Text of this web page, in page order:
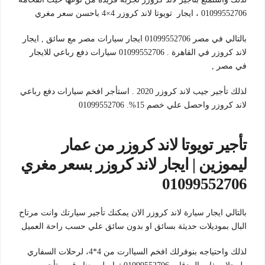
01099552706 ، ايجار تويوتا لاند كروزر 4×4 باحسن سعر مغري
بالتالي في مصر 01099552706 ايجار سيارات مصر مع سائق , ايجار
لاند كروزر في القاهرة . 01099552706 سيارات دفع رباعي للايجار
في مصر ,
لذلك تأجير جيب لاند كروزر 2020 . استأجر افخم سيارات دفع رباعي
لاند كروزر واحصل علي خصم 15%. 01099552706
تأجير تويوتا لاند كروزر من عمار
ليموزين | ايجار لاند كروزر بسعر مغري
01099552706
بالتالي ايجار سيارة لاند كروزر الان يمكنك تأجير سيارتك وانت مرتاح
البال بموديلات حديثة بسائق او بدون سائق علي حسب راحة العميل
لذلك واحتياجه بنوفرلك افخم السياارت من 4*4، لرحلات السفاري